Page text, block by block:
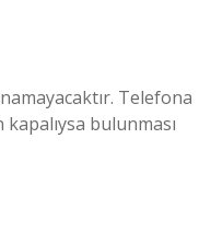
Telefona
bulunması